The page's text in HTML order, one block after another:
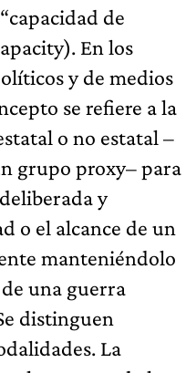
de
En los
y de medios
se refiere a la
o no estatal –
grupo proxy– para
y
o el alcance de un
manteniéndolo
una guerra
distinguen
La